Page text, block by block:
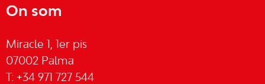
On som
Miracle 1, 1er pis
07002 Palma
T: +34 971 727 544